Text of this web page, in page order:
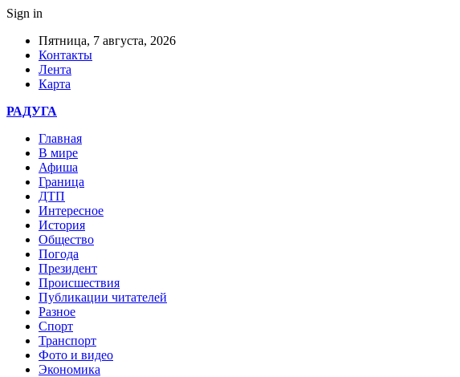
Sign in
Пятница, 7 августа, 2026
Контакты
Лента
Карта
РАДУГА
Главная
В мире
Афиша
Граница
ДТП
Интересное
История
Общество
Погода
Президент
Происшествия
Публикации читателей
Разное
Спорт
Транспорт
Фото и видео
Экономика